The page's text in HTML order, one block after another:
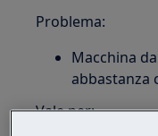
Problema:
Macchina
abbastanza
Vale per: